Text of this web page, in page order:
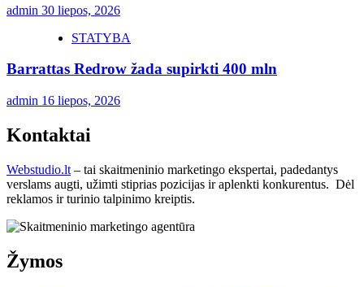
admin 30 liepos, 2026
STATYBA
Barrattas Redrow žada supirkti 400 mln
admin 16 liepos, 2026
Kontaktai
Webstudio.lt – tai skaitmeninio marketingo ekspertai, padedantys
verslams augti, užimti stiprias pozicijas ir aplenkti konkurentus. Dėl
reklamos ir turinio talpinimo kreiptis.
Žymos